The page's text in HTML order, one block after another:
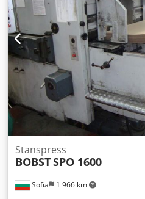
Sofia 1 966 km
Stanspress
BOBSTSPO 1600